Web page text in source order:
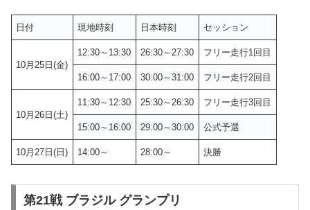
日付 現地時刻 日本時刻 セッション
10月25日(金)
12:30～13:30 26:30～27:30 フリー走行1回目
16:00～17:00 30:00～31:00 フリー走行2回目
10月26日(土)
11:30～12:30 25:30～26:30 フリー走行3回目
15:00～16:00 29:00～30:00 公式予選
10月27日(日) 14:00～ 28:00～ 決勝
第21戦 ブラジル グランプリ